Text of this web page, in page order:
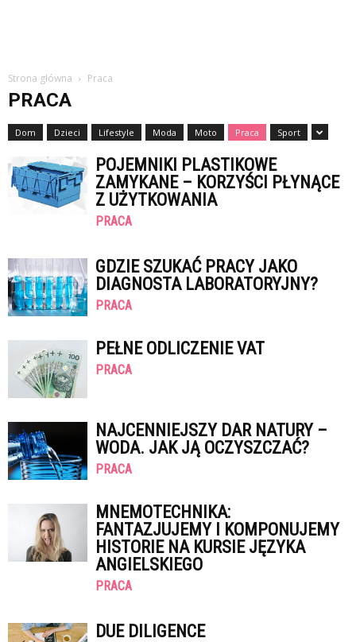
Strona główna Praca
PRACA
Dom Dzieci Lifestyle Moda Moto Praca Sport
POJEMNIKI PLASTIKOWE
ZAMYKANE – KORZYŚCI PŁYNĄCE
Z UŻYTKOWANIA
PRACA
GDZIE SZUKAĆ PRACY JAKO
DIAGNOSTA LABORATORYJNY?
PRACA
PEŁNE ODLICZENIE VAT
PRACA
NAJCENNIEJSZY DAR NATURY –
WODA. JAK JĄ OCZYSZCZAĆ?
PRACA
MNEMOTECHNIKA:
FANTAZJUJEMY I KOMPONUJEMY
HISTORIE NA KURSIE JĘZYKA
ANGIELSKIEGO
PRACA
DUE DILIGENCE